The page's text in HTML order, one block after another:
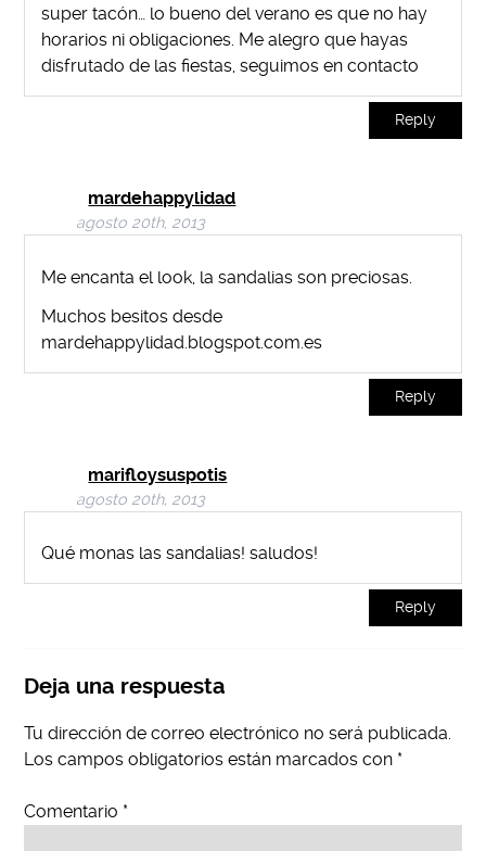
super tacón… lo bueno del verano es que no hay
horarios ni obligaciones. Me alegro que hayas
disfrutado de las fiestas, seguimos en contacto
Reply
mardehappylidad
agosto 20th, 2013
Me encanta el look, la sandalias son preciosas.
Muchos besitos desde
mardehappylidad.blogspot.com.es
Reply
marifloysuspotis
agosto 20th, 2013
Qué monas las sandalias! saludos!
Reply
Deja una respuesta
Tu dirección de correo electrónico no será publicada.
Los campos obligatorios están marcados con *
Comentario *